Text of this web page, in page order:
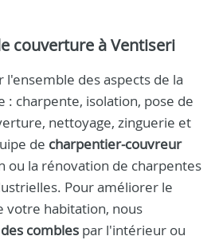
couverture à Ventiseri
des aspects de la
: charpente, isolation, pose de
nettoyage, zinguerie et
de charpentier-couvreur
ou la rénovation de charpentes
Pour améliorer le
habitation, nous
combles par l'intérieur ou